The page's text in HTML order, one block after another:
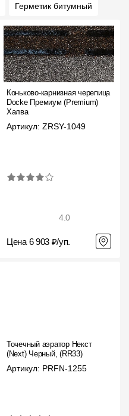
Герметик битумный
Коньково-карнизная черепица
Docke Премиум (Premium)
Халва
Артикул: ZRSY-1049
4.0
Цена 6 903 ₽/уп.
Точечный аэратор Некст
(Next) Черный, (RR33)
Артикул: PRFN-1255